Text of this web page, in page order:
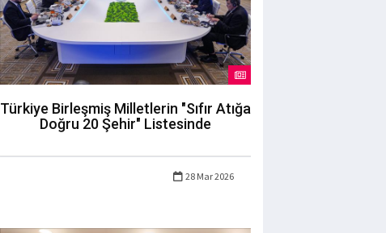
Türkiye Birleşmiş Milletlerin "Sıfır Atığa
Doğru 20 Şehir" Listesinde
28 Mar 2026